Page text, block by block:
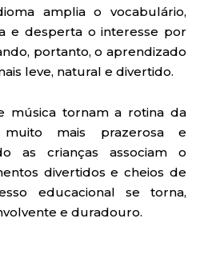
amplia o vocabulário,
e desperta o interesse por
portanto, o aprendizado
leve, natural e divertido.
música tornam a rotina da
mais prazerosa e
as crianças associam o
divertidos e cheios de
educacional se torna,
e duradouro.